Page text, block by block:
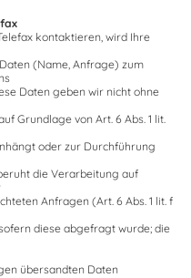
kontaktieren, wird Ihre
(Name, Anfrage) zum
Daten geben wir nicht ohne
Grundlage von Art. 6 Abs. 1 lit.
oder zur Durchführung
die Verarbeitung auf
Anfragen (Art. 6 Abs. 1 lit. f
diese abgefragt wurde; die
übersandten Daten